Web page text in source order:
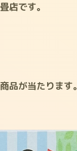
店です。
品が当たります